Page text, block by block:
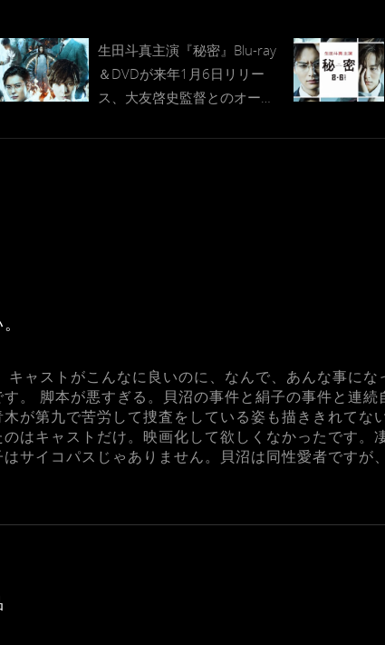
生田斗真主演『秘密』Blu-ray
＆DVDが来年1月6日リリー
ス、大友啓史監督とのオーデ
映像収録
ャストがこんなに良いのに、なんで、あんな事に
。 脚本が悪すぎる。貝沼の事件と絹子の事件と連続
が第九で苦労して捜査をしている姿も描ききれてな
はキャストだけ。映画化して欲しくなかったです。
サイコパスじゃありません。貝沼は同性愛者ですが